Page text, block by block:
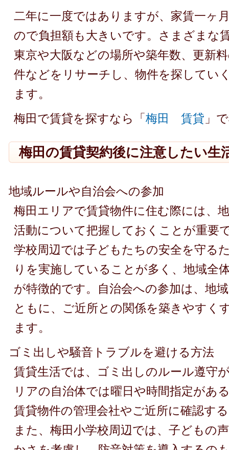
二年に一度ではありますが、家賃一ヶ
ので負担額も大きいです。さまざまな
東京や大阪などの場所や築年数、更新
件などをリサーチし、物件を探してい
ます。
梅田で賃貸を探すなら「梅田 賃貸 」
梅田の賃貸契約後に注意したい生
地域ルールや自治会への参加
梅田エリアで賃貸物件に住む際には、
活動について把握しておくことが重要
学校周辺では子どもたちの安全を守る
りを実施していることが多く、地域全
が特徴的です。自治会への参加は、地
ともに、ご近所との関係を築きやすく
ます。
ゴミ出しや騒音トラブルを避ける方法
賃貸生活では、ゴミ出しのルール遵守
リアの自治体では曜日や時間指定があ
賃貸物件の管理会社やご近所に確認す
また、梅田小学校周辺では、子どもの